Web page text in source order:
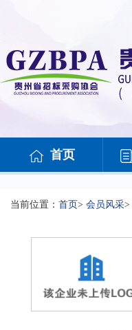
首页
当前位置： 首页> 会员风采>